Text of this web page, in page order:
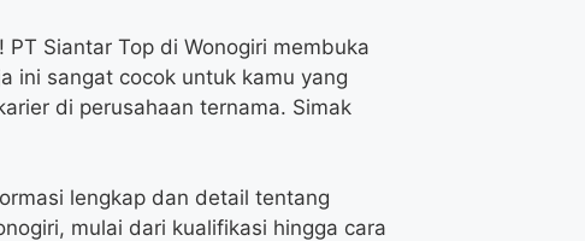
Siantar Top di Wonogiri membuka
ini sangat cocok untuk kamu yang
di perusahaan ternama. Simak
lengkap dan detail tentang
mulai dari kualifikasi hingga cara